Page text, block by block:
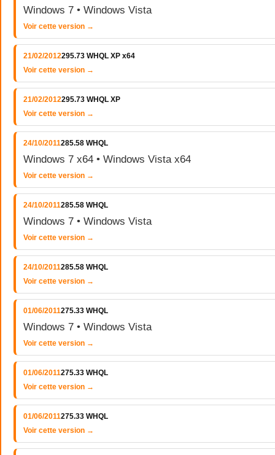
Windows 7 • Windows Vista
Voir cette version →
21/02/2012295.73 WHQL XP x64
Voir cette version →
21/02/2012295.73 WHQL XP
Voir cette version →
24/10/2011285.58 WHQL
Windows 7 x64 • Windows Vista x64
Voir cette version →
24/10/2011285.58 WHQL
Windows 7 • Windows Vista
Voir cette version →
24/10/2011285.58 WHQL
Voir cette version →
01/06/2011275.33 WHQL
Windows 7 • Windows Vista
Voir cette version →
01/06/2011275.33 WHQL
Voir cette version →
01/06/2011275.33 WHQL
Voir cette version →